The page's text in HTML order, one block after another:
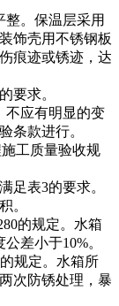
。保温层采用
饰壳用不锈钢板
痕迹或锈迹，达
要求。
应有明显的变
条款进行。
施工质量验收规
表3的要求。
。
的规定。水箱
差小于10%。
规定。水箱所
次防锈处理，暴